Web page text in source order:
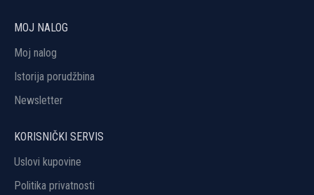
MOJ NALOG
Moj nalog
Istorija porudžbina
Newsletter
KORISNIČKI SERVIS
Uslovi kupovine
Politika privatnosti